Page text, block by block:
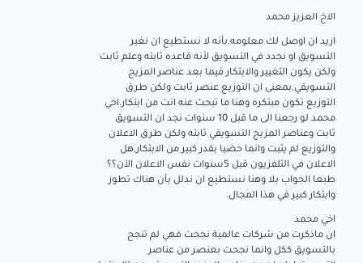
الاخ العزيز محمد
اريد ان اوصل لك معلومه,بأنه لا نستطيع ان نغير
التسويق او نجدد في التسويق لأنه قاعده ثابته وعلم ثابت
ولكن يكون التغيير والابتكار فيما بعد عناصر المزيج
التسويقي,بمعنى ان التوزيع عنصر ثابت ولكن طرق
التوزيع تكون مبتكره وهنا ما تبحث عنه انت من ابتكار.اخي
محمد لو رجعنا الى ما قبل 10 سنوات نجد ان التسويق
ثابت وعناصر المزيج التسويقي ثابته ولكن طرق الاعلان
والتوزيع لم يثبت وانما حضيا بقدر كبير من الابتكار,هل
الاعلان في التلفزيون قبل 5سنوات نفس الاعلان الآن؟؟
طبعا الجواب بلا وهنا نستطيع ان ندلل بأن هناك تطور
وابتكار كبير في هذا المجال.
اخي محمد
ان ماذكرت من شركات عالمية نجحت فهي لم تنجح
بالتسويق ككل وانما نجحت بعنصر من عناصر